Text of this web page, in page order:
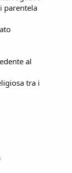
parentela
al
tra i